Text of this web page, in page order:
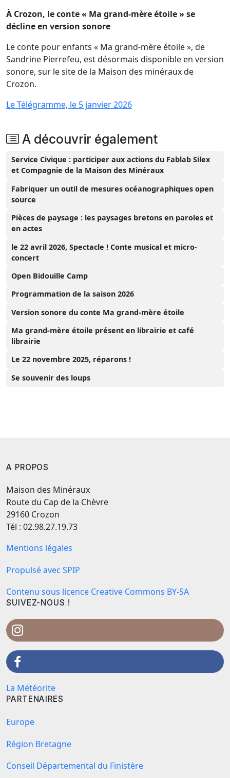
À Crozon, le conte « Ma grand-mère étoile » se
décline en version sonore
Le conte pour enfants « Ma grand-mère étoile », de
Sandrine Pierrefeu, est désormais disponible en version
sonore, sur le site de la Maison des minéraux de
Crozon.
Le Télégramme, le 5 janvier 2026
A découvrir également
Service Civique : participer aux actions du Fablab Silex
et Compagnie de la Maison des Minéraux
Fabriquer un outil de mesures océanographiques open
source
Pièces de paysage : les paysages bretons en paroles et
en actes
le 22 avril 2026, Spectacle ! Conte musical et micro-
concert
Open Bidouille Camp
Programmation de la saison 2026
Version sonore du conte Ma grand-mère étoile
Ma grand-mère étoile présent en librairie et café
librairie
Le 22 novembre 2025, réparons !
Se souvenir des loups
A PROPOS
Maison des Minéraux
Route du Cap de la Chèvre
29160 Crozon
Tél : 02.98.27.19.73
Mentions légales
Propulsé avec SPIP
Contenu sous licence Creative Commons BY-SA
SUIVEZ-NOUS !
La Météorite
PARTENAIRES
Europe
Région Bretagne
Conseil Départemental du Finistère